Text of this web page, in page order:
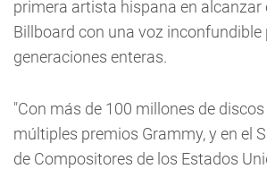
primera artista hispana en alcanzar
Billboard con una voz inconfundible
generaciones enteras.
"Con más de 100 millones de
múltiples premios Grammy, y en el
de Compositores de los Estados